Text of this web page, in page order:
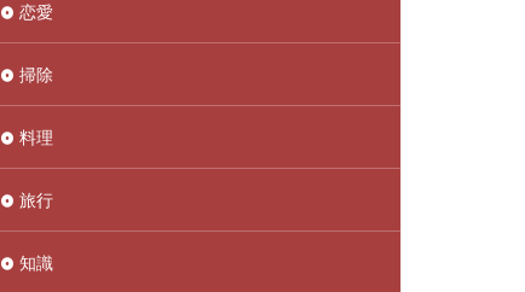
恋愛
掃除
料理
旅行
知識